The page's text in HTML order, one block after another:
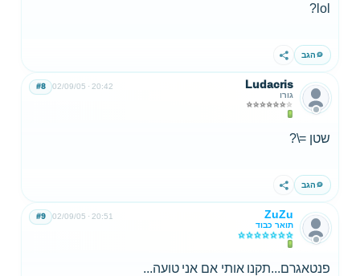
lol?
הגב שתף
Ludacris
גורו
02/09/05 20:42
#8
שטן =\?
הגב שתף
ZuZu
תואר כבוד
02/09/05 20:51
#9
פנטאגרם...תקנו אותי אם אני טועה...